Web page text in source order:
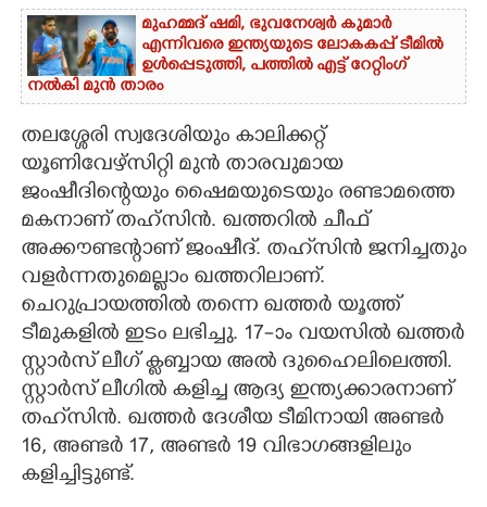
മുഹമ്മദ് ഷമി, ഭുവനേശ്വർ കുമാർ
എന്നിവരെ ഇന്ത്യയുടെ ലോകകപ്പ് ടീമിൽ
ഉൾപ്പെടുത്തി,​ പത്തിൽ എട്ട് റേറ്റിംഗ്
നൽകി മുൻ താരം
തലശ്ശേരി സ്വദേശിയും കാലിക്കറ്റ്
യൂണിവേഴ്സിറ്റി മുൻ താരവുമായ
ജംഷീദിന്റെയും ഷൈമയുടെയും രണ്ടാമത്തെ
മകനാണ് തഹ്സിൻ. ഖത്തറിൽ ചീഫ്
അക്കൗണ്ടന്റാണ് ജംഷീദ്. തഹ്‌സിൻ ജനിച്ചതും
വളർന്നതുമെല്ലാം ഖത്തറിലാണ്.
ചെറുപ്രായത്തിൽ തന്നെ ഖത്തർ യൂത്ത്
ടീമുകളിൽ ഇടം ലഭിച്ചു. 17–ാം വയസിൽ ഖത്തർ
സ്റ്റാർസ് ലീഗ് ക്ലബ്ബായ അൽ ദുഹൈലിലെത്തി.
സ്റ്റാർസ് ലീഗിൽ കളിച്ച ആദ്യ ഇന്ത്യക്കാരനാണ്
തഹ്‌സിൻ. ഖത്തർ ദേശീയ ടീമിനായി അണ്ടർ
16, അണ്ടർ 17, അണ്ടർ 19 വിഭാഗങ്ങളിലും
കളിച്ചിട്ടുണ്ട്.